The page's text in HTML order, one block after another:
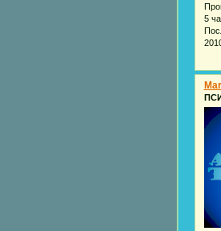
5